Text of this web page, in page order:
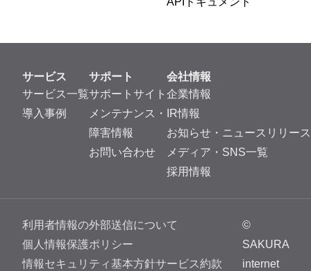
サービス
サービス一覧
導入事例
サポート
サポートサイト
メンテナンス・
障害情報
お問い合わせ
会社情報
企業情報
IR情報
お知らせ・ニュースリリース
メディア・SNS一覧
採用情報
利用者情報の外部送信について
個人情報保護ポリシー
情報セキュリティ基本方針サービス約款
©
SAKURA
internet